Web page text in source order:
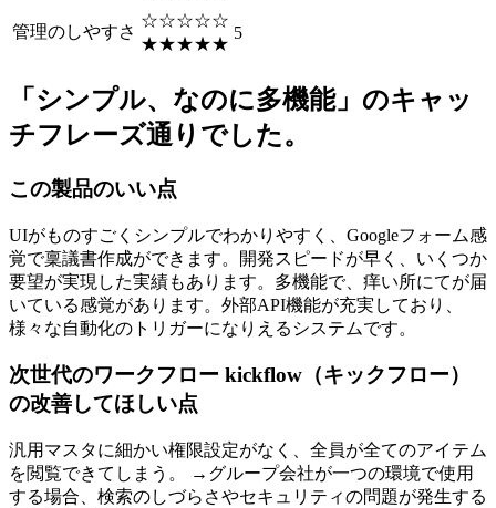
管理のしやすさ
☆☆☆☆☆
★★★★★
5
「シンプル、なのに多機能」のキャッ
チフレーズ通りでした。
この製品のいい点
UIがものすごくシンプルでわかりやすく、Googleフォーム感
覚で稟議書作成ができます。開発スピードが早く、いくつか
要望が実現した実績もあります。多機能で、痒い所にてが届
いている感覚があります。外部API機能が充実しており、
様々な自動化のトリガーになりえるシステムです。
次世代のワークフロー kickflow（キックフロー）
の改善してほしい点
汎用マスタに細かい権限設定がなく、全員が全てのアイテム
を閲覧できてしまう。 →グループ会社が一つの環境で使用
する場合、検索のしづらさやセキュリティの問題が発生する